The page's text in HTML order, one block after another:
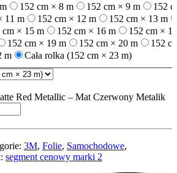
152 cm × 8 m 152 cm × 9 m
152
11 m
152 cm × 12 m
152 cm × 13 m
cm × 15 m 152 cm × 16 m
152 cm ×
152 cm × 19 m 152 cm × 20 m
152
m
Cała rolka (152 cm × 23 m)
Red Metallic – Mat Czerwony Metalik
3M, Folie, Samochodowe,
segment cenowy marki 2